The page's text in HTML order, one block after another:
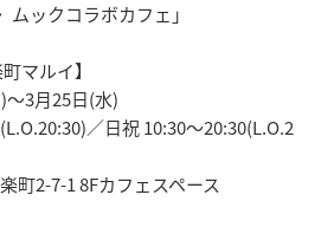
ムックコラボカフェ」
マルイ】
3月25日(水)
／日祝 10:30〜20:30(L.O.2
町2-7-1 8Fカフェスペース